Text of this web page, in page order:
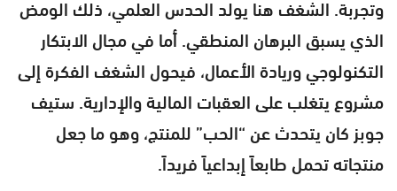
وتجربة. الشغف هنا يولد الحدس العلمي، ذلك الومض
الذي يسبق البرهان المنطقي. أما في مجال الابتكار
التكنولوجي وريادة الأعمال، فيحول الشغف الفكرة إلى
مشروع يتغلب على العقبات المالية والإدارية. ستيف
جوبز كان يتحدث عن “الحب” للمنتج، وهو ما جعل
منتجاته تحمل طابعاً إبداعياً فريداً.